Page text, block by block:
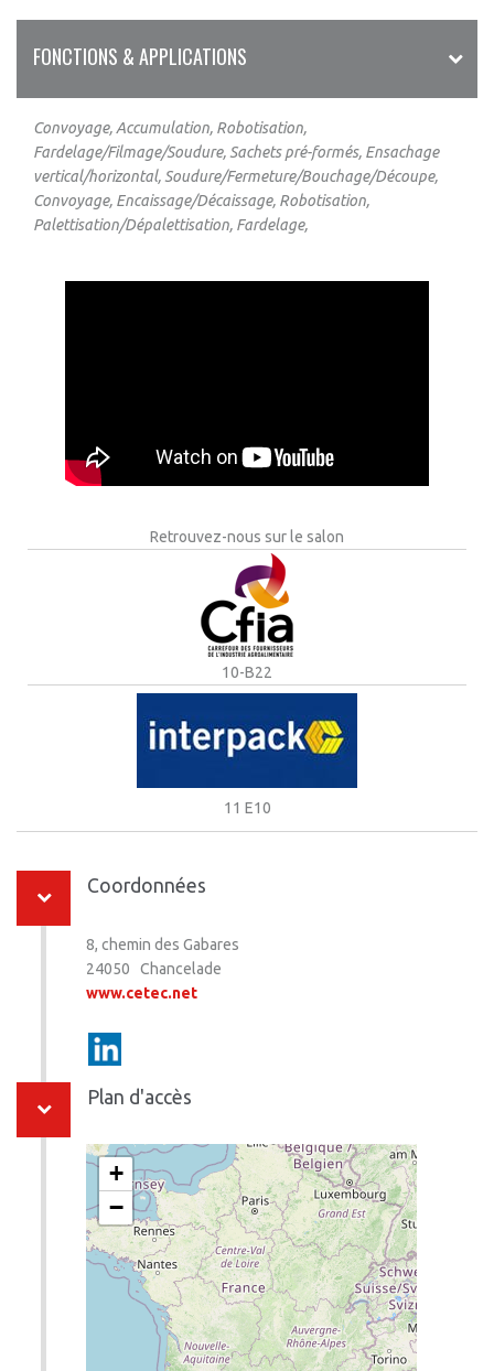
FONCTIONS & APPLICATIONS
Convoyage, Accumulation, Robotisation,
Fardelage/Filmage/Soudure, Sachets pré-formés, Ensachage
vertical/horizontal, Soudure/Fermeture/Bouchage/Découpe,
Convoyage, Encaissage/Décaissage, Robotisation,
Palettisation/Dépalettisation, Fardelage,
Retrouvez-nous sur le salon
10-B22
11 E10
Coordonnées
8, chemin des Gabares
24050 Chancelade
www.cetec.net
Plan d'accès